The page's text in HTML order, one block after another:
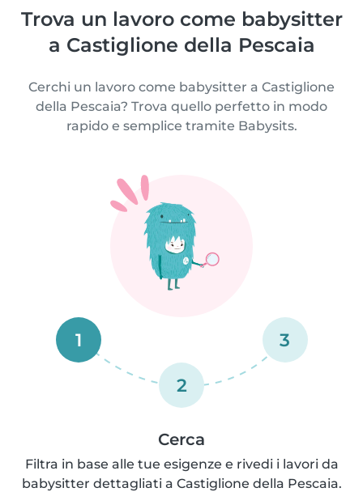
Trova un lavoro come babysitter
a Castiglione della Pescaia
Cerchi un lavoro come babysitter a Castiglione
della Pescaia? Trova quello perfetto in modo
rapido e semplice tramite Babysits.
1
2
3
Cerca
Filtra in base alle tue esigenze e rivedi i lavori da
babysitter dettagliati a Castiglione della Pescaia.